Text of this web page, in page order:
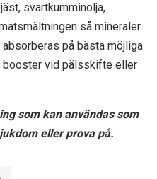
svartkumminolja,
så mineraler
på bästa möjliga
booster vid pälsskifte eller
som kan användas som
eller prova på.